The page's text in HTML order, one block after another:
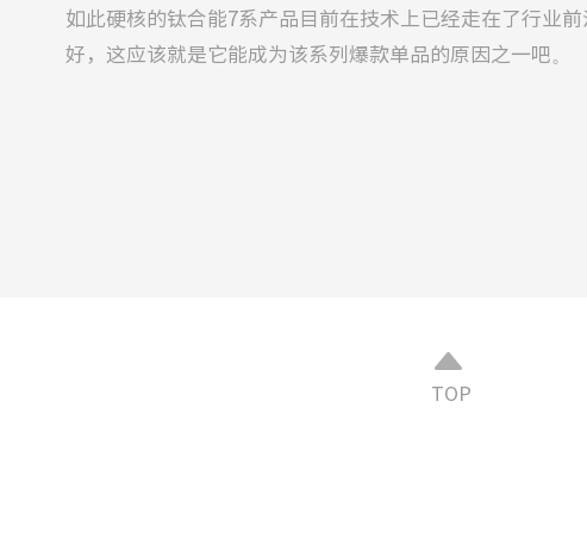
如此硬核的钛合能7系产品目前在技术上已经走在了行业
好，这应该就是它能成为该系列爆款单品的原因之一吧。
TOP